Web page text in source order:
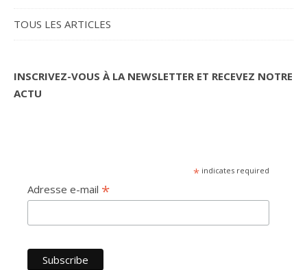
TOUS LES ARTICLES
INSCRIVEZ-VOUS À LA NEWSLETTER ET RECEVEZ NOTRE
ACTU
* indicates required
Adresse e-mail *